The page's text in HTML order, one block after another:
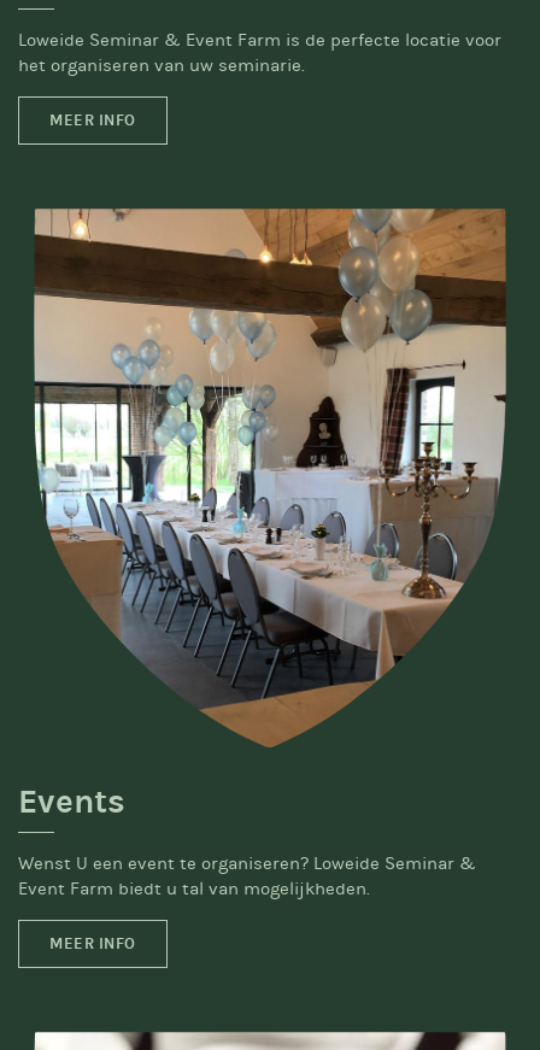
Loweide Seminar & Event Farm is de perfecte locatie voor
het organiseren van uw seminarie.
MEER INFO
Events
Wenst U een event te organiseren? Loweide Seminar &
Event Farm biedt u tal van mogelijkheden.
MEER INFO